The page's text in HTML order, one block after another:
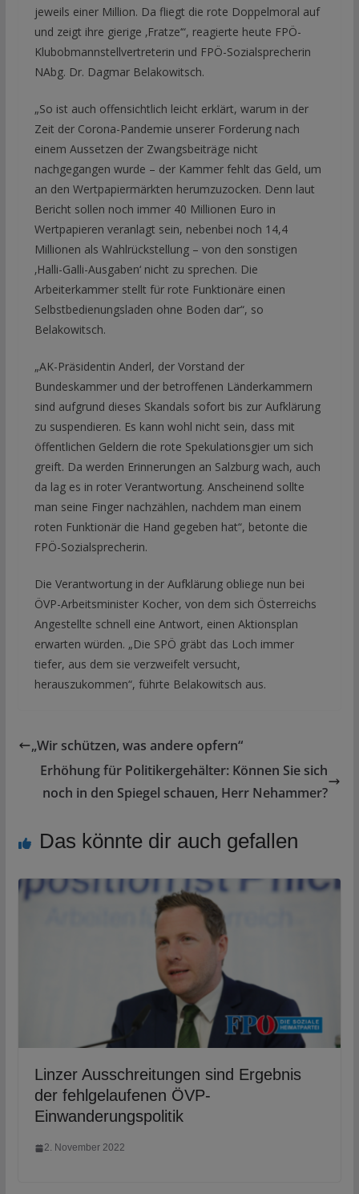
jeweils einer Million. Da fliegt die rote Doppelmoral auf
und zeigt ihre gierige ‚Fratze‘“, reagierte heute FPÖ-
Klubobmannstellvertreterin und FPÖ-Sozialsprecherin
NAbg. Dr. Dagmar Belakowitsch.
„So ist auch offensichtlich leicht erklärt, warum in der
Zeit der Corona-Pandemie unserer Forderung nach
einem Aussetzen der Zwangsbeiträge nicht
nachgegangen wurde – der Kammer fehlt das Geld, um
an den Wertpapiermärkten herumzuzocken. Denn laut
Bericht sollen noch immer 40 Millionen Euro in
Wertpapieren veranlagt sein, nebenbei noch 14,4
Millionen als Wahlrückstellung – von den sonstigen
‚Halli-Galli-Ausgaben‘ nicht zu sprechen. Die
Arbeiterkammer stellt für rote Funktionäre einen
Selbstbedienungsladen ohne Boden dar“, so
Belakowitsch.
„AK-Präsidentin Anderl, der Vorstand der
Bundeskammer und der betroffenen Länderkammern
sind aufgrund dieses Skandals sofort bis zur Aufklärung
zu suspendieren. Es kann wohl nicht sein, dass mit
öffentlichen Geldern die rote Spekulationsgier um sich
greift. Da werden Erinnerungen an Salzburg wach, auch
da lag es in roter Verantwortung. Anscheinend sollte
man seine Finger nachzählen, nachdem man einem
roten Funktionär die Hand gegeben hat“, betonte die
FPÖ-Sozialsprecherin.
Die Verantwortung in der Aufklärung obliege nun bei
ÖVP-Arbeitsminister Kocher, von dem sich Österreichs
Angestellte schnell eine Antwort, einen Aktionsplan
erwarten würden. „Die SPÖ gräbt das Loch immer
tiefer, aus dem sie verzweifelt versucht,
herauszukommen“, führte Belakowitsch aus.
„Wir schützen, was andere opfern“
Erhöhung für Politikergehälter: Können Sie sich
noch in den Spiegel schauen, Herr Nehammer?
Das könnte dir auch gefallen
Linzer Ausschreitungen sind Ergebnis
der fehlgelaufenen ÖVP-
Einwanderungspolitik
2. November 2022